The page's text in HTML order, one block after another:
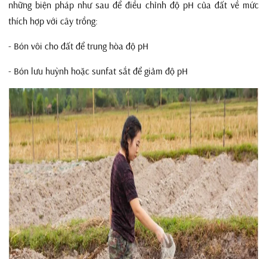
những biện pháp như sau để điều chỉnh độ pH của đất về mức
thích hợp với cây trồng:
- Bón vôi cho đất để trung hòa độ pH
- Bón lưu huỳnh hoặc sunfat sắt để giảm độ pH